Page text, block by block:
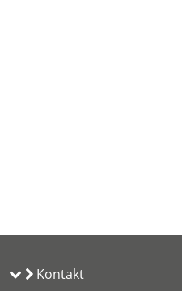
Kontakt